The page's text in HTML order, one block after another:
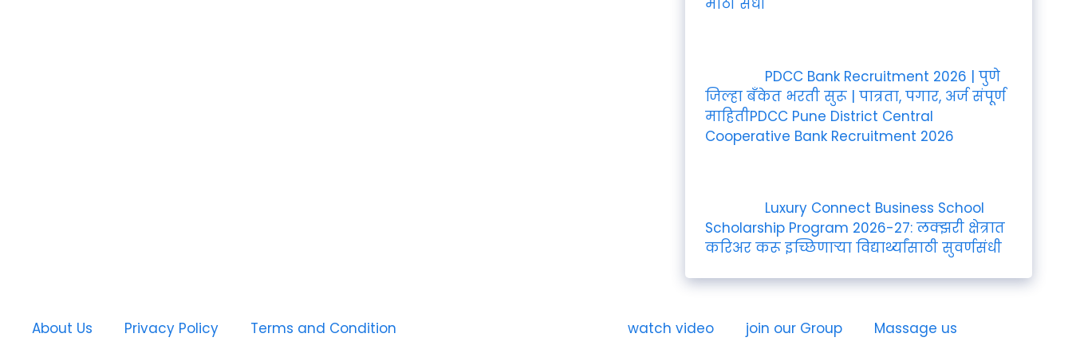
मोठी संधी
PDCC Bank Recruitment 2026 | पुणे
जिल्हा बँकेत भरती सुरू | पात्रता, पगार, अर्ज संपूर्ण
माहितीPDCC Pune District Central
Cooperative Bank Recruitment 2026
Luxury Connect Business School
Scholarship Program 2026-27: लक्झरी क्षेत्रात
करिअर करू इच्छिणाऱ्या विद्यार्थ्यांसाठी सुवर्णसंधी
About Us Privacy Policy
Terms and Condition
watch video join our Group Massage us